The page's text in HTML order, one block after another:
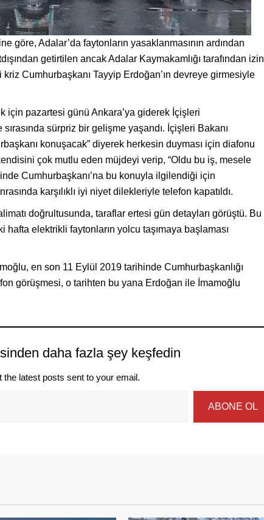
göre, Adalar’da faytonların yasaklanmasının ardından
getirtilen ancak Adalar Kaymakamlığı tarafından izin
Cumhurbaşkanı Tayyip Erdoğan’ın devreye girmesiyle
için pazartesi günü Ankara’ya giderek İçişleri
sürpriz bir gelişme yaşandı. İçişleri Bakanı
konuşacak” diyerek herkesin duyması için diafonu
çok mutlu eden müjdeyi verip, “Oldu bu iş, mesele
Cumhurbaşkanı’na bu konuyla ilgilendiği için
karşılıklı iyi niyet dilekleriyle telefon kapatıldı.
doğrultusunda, taraflar ertesi gün detayları görüştü. Bu
elektrikli faytonların yolcu taşımaya başlaması
en son 11 Eylül 2019 tarihinde Cumhurbaşkanlığı
görüşmesi, o tarihten bu yana Erdoğan ile İmamoğlu
daha fazla şey keşfedin
the latest posts sent to your email.
ABONE OL